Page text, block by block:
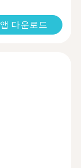
앱 다운로드